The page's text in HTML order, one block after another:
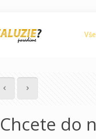
Chcete do